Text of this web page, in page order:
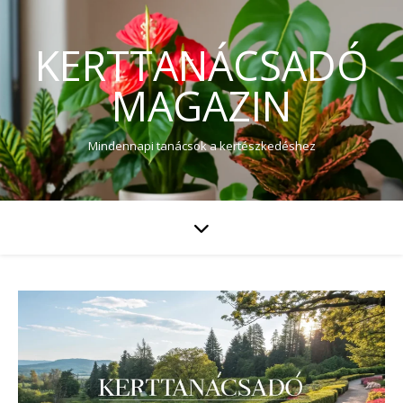
KERTTANÁCSADÓ
MAGAZIN
Mindennapi tanácsok a kertészkedéshez